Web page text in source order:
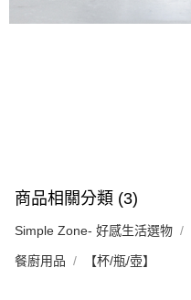
商品相關分類 (3)
Simple Zone- 好感生活選物
餐廚用品 【杯/瓶/壺】